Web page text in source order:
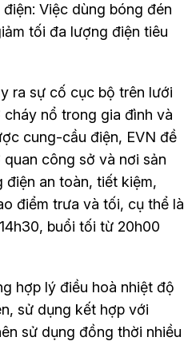
Việc dùng bóng đén
tối đa lượng điện tiêu
ra sự cố cục bộ trên lưới
nổ trong gia đình và
cung-cầu điện, EVN đề
công sở và nơi sản
điện an toàn, tiết kiệm,
điểm trưa và tối, cụ thể là
buổi tối từ 20h00
hợp lý điều hoà nhiệt độ
sử dụng kết hợp với
sử dụng đồng thời nhiều